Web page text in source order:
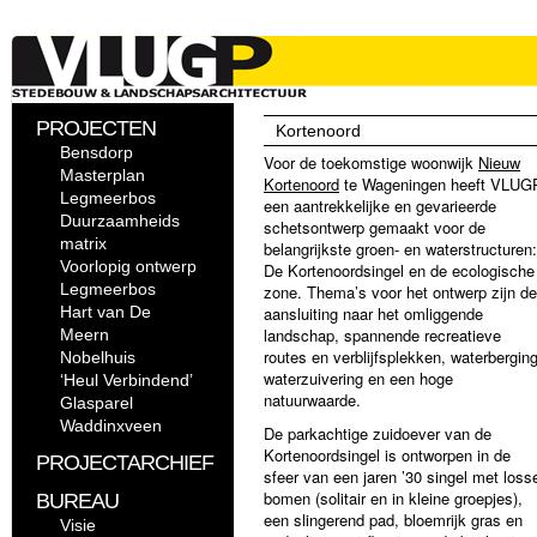
PROJECTEN
Bensdorp
Masterplan
Legmeerbos
Duurzaamheids
matrix
Voorlopig ontwerp
Legmeerbos
Hart van De
Meern
Nobelhuis
‘Heul Verbindend’
Glasparel
Waddinxveen
PROJECTARCHIEF
BUREAU
Visie
Kortenoord
Voor de toekomstige woonwijk Nieuw
Kortenoord te Wageningen heeft
een aantrekkelijke en gevarieerde
schetsontwerp gemaakt voor de
belangrijkste groen- en waterstructuren:
De Kortenoordsingel en de ecologische
zone. Thema’s voor het ontwerp zijn de
aansluiting naar het omliggende
landschap, spannende recreatieve
routes en verblijfsplekken,
waterzuivering en een hoge
natuurwaarde.
De parkachtige zuidoever van de
Kortenoordsingel is ontworpen in de
sfeer van een jaren ’30 singel met
bomen (solitair en in kleine groepjes),
een slingerend pad, bloemrijk gras en